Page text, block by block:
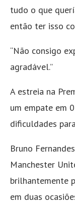
tudo o que
então ter isso
“Não consigo
agradável.”
A estreia na
um empate em
dificuldades
Bruno
Manchester
brilhantemente
em duas